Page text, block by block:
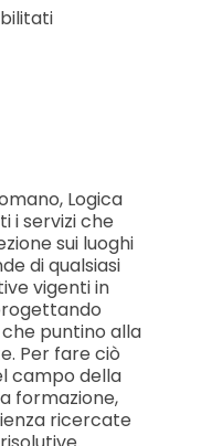
Logica
i servizi che
sui luoghi
di qualsiasi
vigenti in
puntino alla
Per fare ciò
campo della
formazione,
ricercate